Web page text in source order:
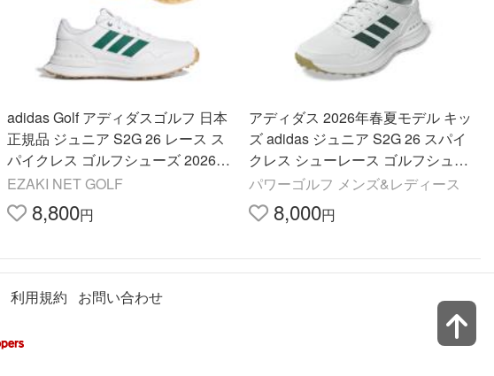
adidas Golf アディダスゴルフ 日本
正規品 ジュニア S2G 26 レース ス
パイクレス ゴルフシューズ 2026新
製品 「 OPJ97 」
EZAKI NET GOLF
8,800円
アディダス 2026年春夏モデル キッ
ズ adidas ジュニア S2G 26 スパイ
クレス シューレース ゴルフシュー
ズ 2E相当 OPJ97 【26SS】
パワーゴルフ メンズ&レディース
8,000円
利用規約 お問い合わせ